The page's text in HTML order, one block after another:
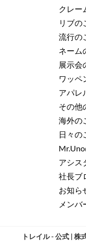
クレー
リブの
流行の
ネーム
展示会
ワッペ
アパレ
その他
海外の
日々の
アシス
社長ブ
お知ら
メンバ
トレイル - 公式 |